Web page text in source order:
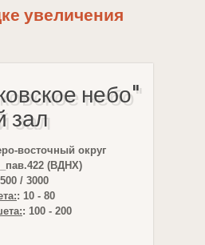
увеличения
небо"
зал
восточный округ
(ВДНХ)
/ 3000
: 10 - 80
: 100 - 200